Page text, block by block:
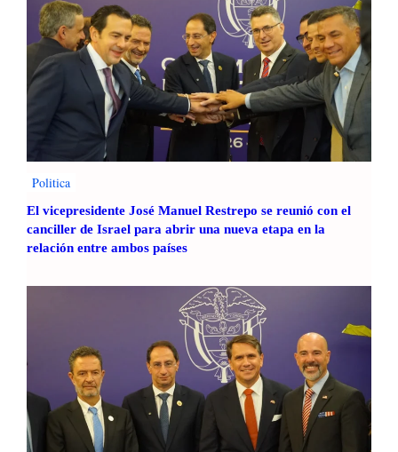
Politica
El vicepresidente José Manuel Restrepo se reunió con el
canciller de Israel para abrir una nueva etapa en la
relación entre ambos países